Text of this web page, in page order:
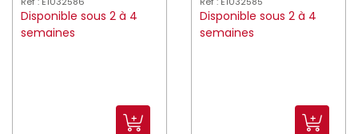
Disponible sous 2 à 4
semaines
Disponible sous 2 à 4
semaines